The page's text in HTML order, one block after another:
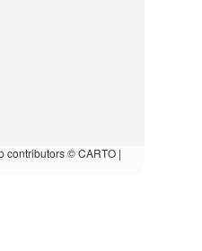
contributors © CARTO |